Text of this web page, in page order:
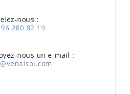
nous :
280 82 19
nous un e-mail :